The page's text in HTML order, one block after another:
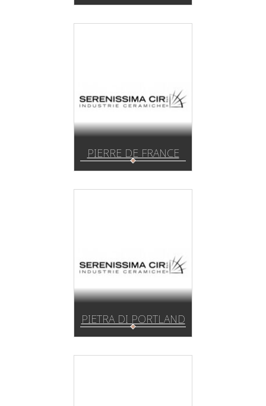
PIERRE DE FRANCE
PIETRA DI PORTLAND